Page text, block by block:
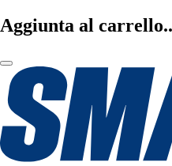
Aggiunta al